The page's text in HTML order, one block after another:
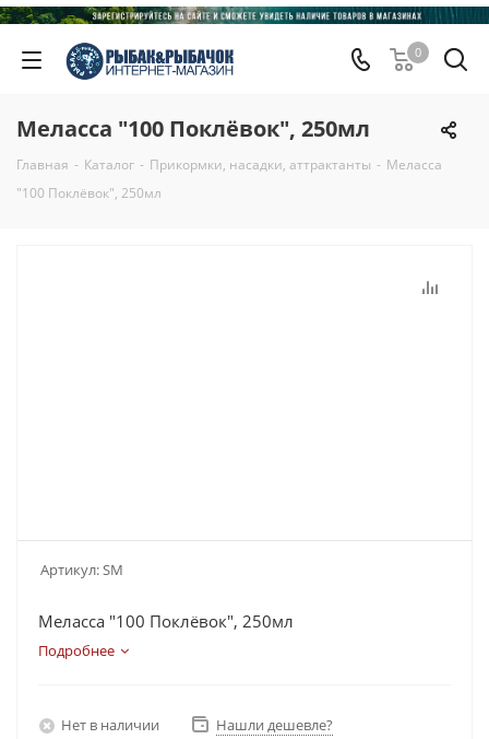
0
Меласса "100 Поклёвок", 250мл
Главная - Каталог - Прикормки, насадки, аттрактанты - Меласса
"100 Поклёвок", 250мл
Артикул:SM
Меласса "100 Поклёвок", 250мл
Подробнее
Нет в наличии Нашли дешевле?